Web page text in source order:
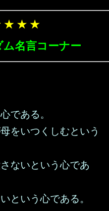
★ ★ ★
名言コーナー
である。
をいつくしむという
ないという心であ
という心である。